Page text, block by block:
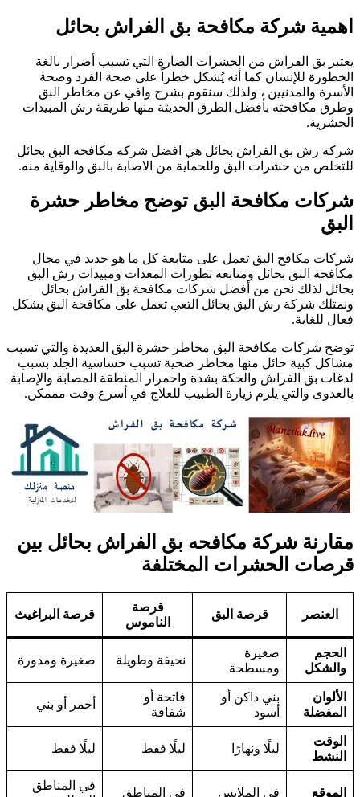
شركة مكافحة بق الفراش بحائل
بق الفراش من الحشرات الضارة التي تسبب أضرار بالغة
للإنسان كما أنه يُشكل خطراً على صحة الفرد وصحة
والمدنيين ، ولذلك سنقوم بشرح وافي عن مخاطر البق
مكافحته بأفضل الطرق الحديثة منها طريقة رش المبيدات
رش بق الفراش بحائل هي افضل شركة مكافحة البق بحائل
من حشرات البق وللحماية من الاصابة بالبق والوقاية منه.
مكافحة البق توضح مخاطر حشرة
مكافح البق تعمل على متابعة كل ما هو جديد في مجال
البق بحائل ومتابعة تطورات المعدات ومبيدات رش البق
لذلك نحن من أفضل شركات مكافحة بق الفراش بحائل
شركة رش البق بحائل التعي تعمل على مكافحة البق بشكل
للغاية.
شركات مكافحة البق مخاطر حشرة البق العديدة والتي تسبب
كبية حائل منها مخاطر صحية تسبب حساسية الجلد بسبب
بق الفراش والحكة بشدة واحمرار المنطقة المصابة والإصابة
والتي يلزم زيارة الطبيب للعلاج في أسرع وقت مممكن.
شركة مكافحه بق الفراش بحائل بين
الحشرات المختلفة
العنصر قرصة البق
قرصة
الناموس
قرصة البراغيث
الحجم
والشكل
صغيرة
ومسطحة
نحيفة وطويلة صغيرة ومدورة
الألوان
المفضلة
بني داكن أو
أسود
فاتحة أو
شفافة
أحمر أو بني
الوقت
النشط
ليلًا ونهارًا ليلًا فقط ليلًا فقط
الموقع
في الملابس
في المناطق
في المناطق